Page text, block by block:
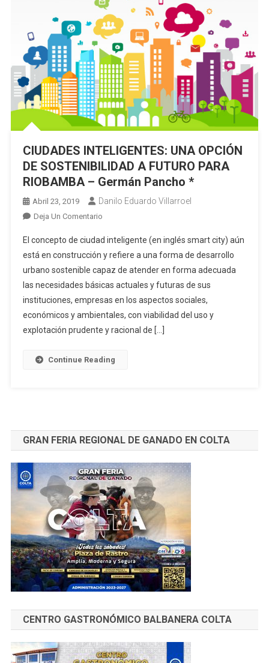
CIUDADES INTELIGENTES: UNA OPCIÓN
DE SOSTENIBILIDAD A FUTURO PARA
RIOBAMBA – Germán Pancho *
Abril 23, 2019 Danilo Eduardo Villarroel
Deja Un ComentarioEn
INTELIGENTES:
UNA
OPCIÓN
DE
SOSTENIBILIDAD
A
FUTURO
El concepto de ciudad inteligente (en inglés smart city) aún
está en construcción y refiere a una forma de desarrollo
urbano sostenible capaz de atender en forma adecuada
las necesidades básicas actuales y futuras de sus
instituciones, empresas en los aspectos sociales,
económicos y ambientales, con viabilidad del uso y
explotación prudente y racional de […]
Continue Reading
GRAN FERIA REGIONAL DE GANADO EN COLTA
CENTRO GASTRONÓMICO BALBANERA COLTA